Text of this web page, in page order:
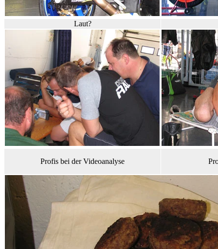
Laut?
Profis bei der Videoanalyse